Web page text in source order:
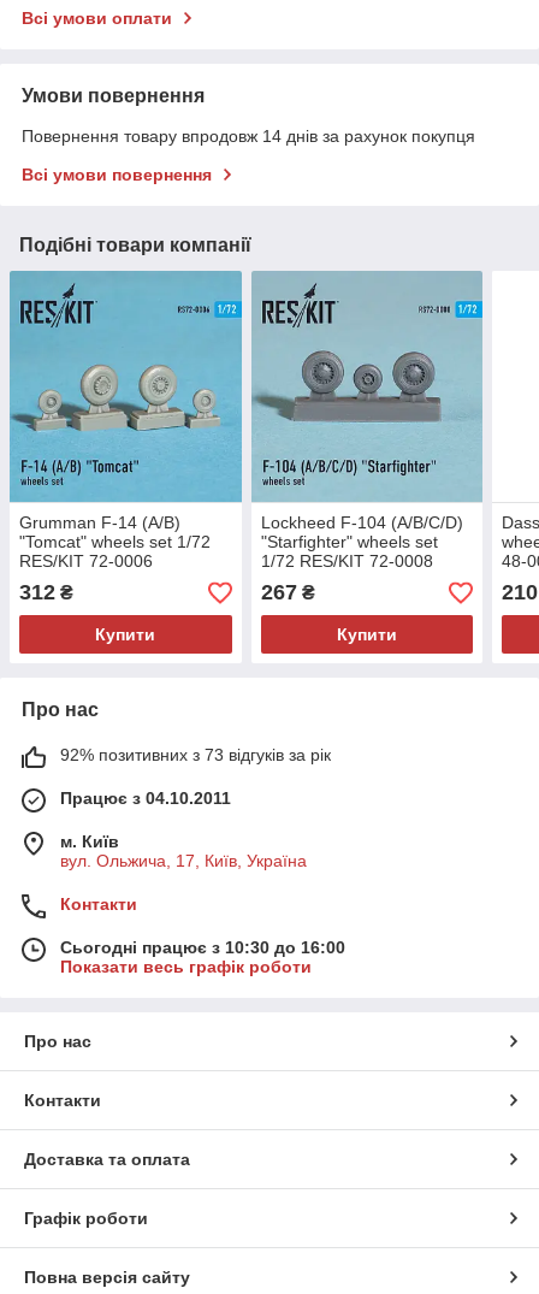
Всі умови оплати
Умови повернення
Повернення товару впродовж 14 днів за рахунок покупця
Всі умови повернення
Подібні товари компанії
Grumman F-14 (A/B)
"Tomcat" wheels set 1/72
RES/KIT 72-0006
312 ₴
Купити
Lockheed F-104 (A/B/C/D)
"Starfighter" wheels set
1/72 RES/KIT 72-0008
267₴
Купити
48-
210
Про нас
92% позитивних з 73 відгуків за рік
Працює з 04.10.2011
м. Київ
вул. Ольжича, 17, Київ, Україна
Контакти
Сьогодні працює з 10:30 до 16:00
Показати весь графік роботи
Про нас
Контакти
Доставка та оплата
Графік роботи
Повна версія сайту